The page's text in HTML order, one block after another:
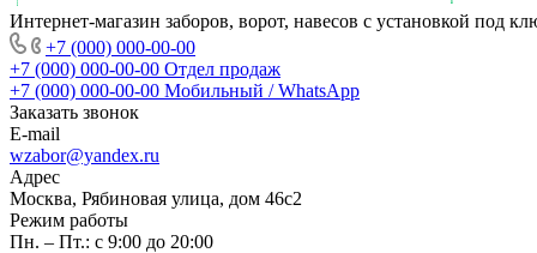
Интернет-магазин заборов, ворот, навесов с установкой под
+7 (000) 000-00-00
+7 (000) 000-00-00 Отдел продаж
+7 (000) 000-00-00 Мобильный / WhatsApp
Заказать звонок
E-mail
wzabor@yandex.ru
Адрес
Москва, Рябиновая улица, дом 46с2
Режим работы
Пн. – Пт.: с 9:00 до 20:00